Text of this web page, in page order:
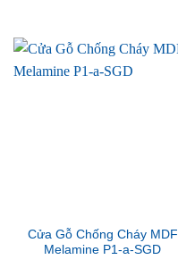
Cửa Gỗ Chống Cháy MDF
Melamine P1-a-SGD